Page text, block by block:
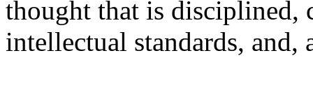
thought that is disciplined,
intellectual standards, and,